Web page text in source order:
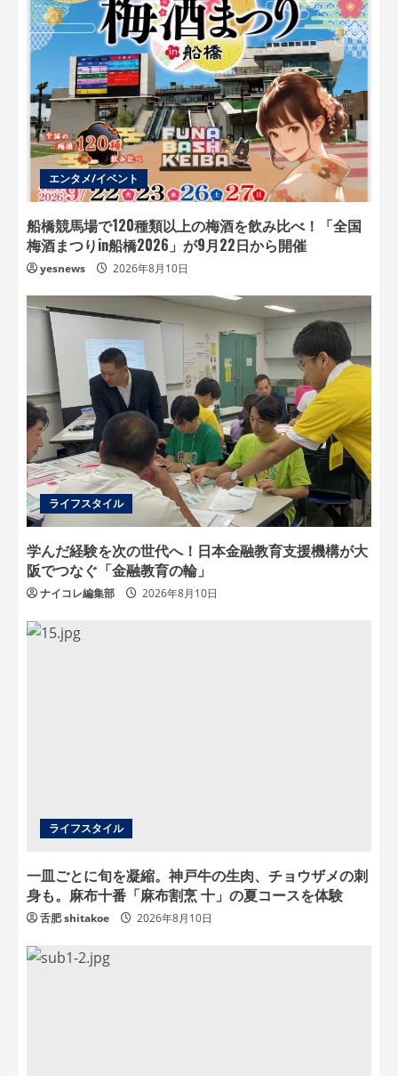
エンタメ/イベント
船橋競馬場で120種類以上の梅酒を飲み比べ！「全国
梅酒まつりin船橋2026」が9月22日から開催
yesnews 2026年8月10日
ライフスタイル
学んだ経験を次の世代へ！日本金融教育支援機構が大
阪でつなぐ「金融教育の輪」
ナイコレ編集部 2026年8月10日
ライフスタイル
一皿ごとに旬を凝縮。神戸牛の生肉、チョウザメの刺
身も。麻布十番「麻布割烹 十」の夏コースを体験
舌肥 shitakoe 2026年8月10日